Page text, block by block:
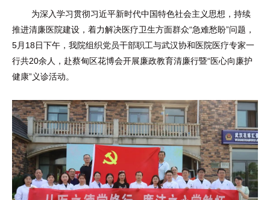
为深入学习贯彻习近平新时代中国特色社会主义思想，持续
推进清廉医院建设，着力解决医疗卫生方面群众“急难愁盼”问题，
5月18日下午，我院组织党员干部职工与武汉协和医院医疗专家一
行共20余人，赴蔡甸区花博会开展廉政教育清廉行暨“医心向廉护
健康”义诊活动。